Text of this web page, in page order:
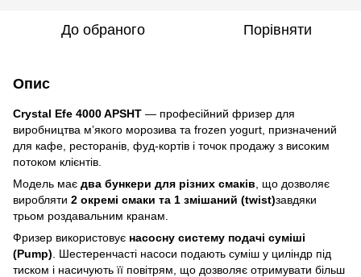
До обраного Порівняти
Опис
Crystal Efe 4000 APSHT — професійний фризер для
виробництва м’якого морозива та frozen yogurt, призначений
для кафе, ресторанів, фуд-кортів і точок продажу з високим
потоком клієнтів.
Модель має два бункери для різних смаків , що дозволяє
виробляти 2 окремі смаки та 1 змішаний (twist)завдяки
трьом роздавальним кранам.
Фризер використовує насосну систему подачі суміші
(Pump) . Шестеренчасті насоси подають суміш у циліндр під
тиском і насичують її повітрям, що дозволяє отримувати більш